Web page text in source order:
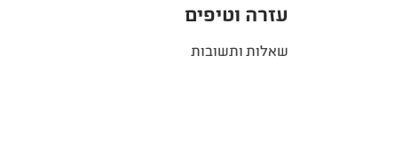
עזרה וטיפים
שאלות ותשובות